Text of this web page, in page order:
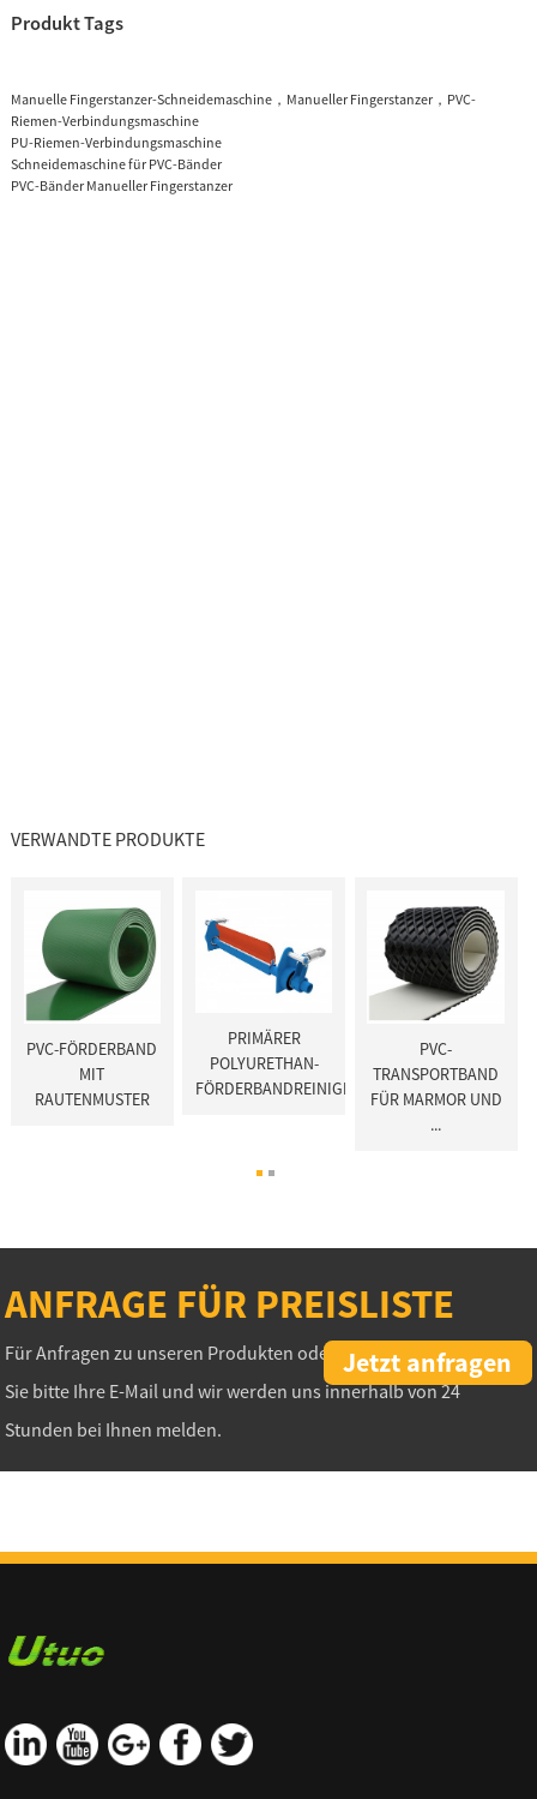
Produkt Tags
Manuelle Fingerstanzer-Schneidemaschine，Manueller Fingerstanzer，PVC-
Riemen-Verbindungsmaschine
PU-Riemen-Verbindungsmaschine
Schneidemaschine für PVC-Bänder
PVC-Bänder Manueller Fingerstanzer
VERWANDTE PRODUKTE
PVC-FÖRDERBAND
MIT
RAUTENMUSTER
PRIMÄRER
POLYURETHAN-
FÖRDERBANDREINIGER
PVC-
TRANSPORTBAND
FÜR MARMOR UND
...
ANFRAGE FÜR PREISLISTE
Für Anfragen zu unseren Produkten oder Preislisten hinterlassen
Sie bitte Ihre E-Mail und wir werden uns innerhalb von 24
Stunden bei Ihnen melden.
Jetzt anfragen